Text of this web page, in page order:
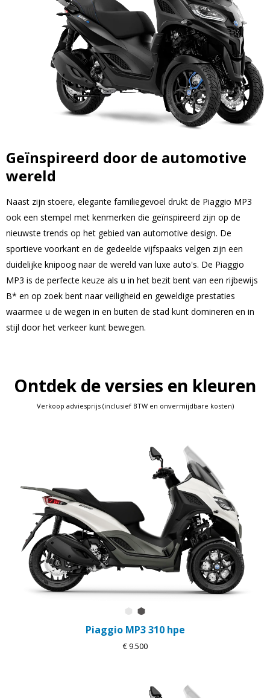
Geïnspireerd door de automotive
wereld
Naast zijn stoere, elegante familiegevoel drukt de Piaggio MP3
ook een stempel met kenmerken die geïnspireerd zijn op de
nieuwste trends op het gebied van automotive design. De
sportieve voorkant en de gedeelde vijfspaaks velgen zijn een
duidelijke knipoog naar de wereld van luxe auto's. De Piaggio
MP3 is de perfecte keuze als u in het bezit bent van een rijbewijs
B* en op zoek bent naar veiligheid en geweldige prestaties
waarmee u de wegen in en buiten de stad kunt domineren en in
stijl door het verkeer kunt bewegen.
Ontdek de versies en kleuren
Verkoop adviesprijs (inclusief BTW en onvermijdbare kosten)
Bianco Luna
Piaggio MP3 310 hpe
€ 9.500